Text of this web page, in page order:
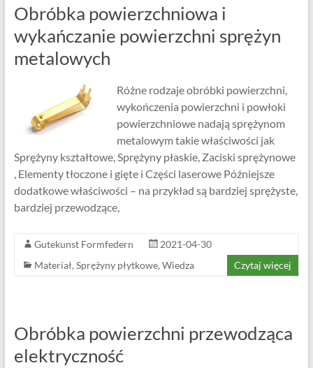
Obróbka powierzchniowa i
wykańczanie powierzchni sprężyn
metalowych
Różne rodzaje obróbki powierzchni,
wykończenia powierzchni i powłoki
powierzchniowe nadają sprężynom
metalowym takie właściwości jak
Sprężyny kształtowe, Sprężyny płaskie, Zaciski sprężynowe
, Elementy tłoczone i gięte i Części laserowe Późniejsze
dodatkowe właściwości – na przykład są bardziej sprężyste,
bardziej przewodzące,
Gutekunst Formfedern
2021-04-30
Materiał, Sprężyny płytkowe, Wiedza Czytaj więcej
Obróbka powierzchni przewodząca
elektryczność